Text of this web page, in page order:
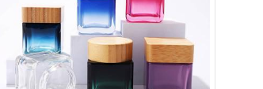
Crema para la cara
Crema para los ojos
Embalaje para el cuidado de la piel